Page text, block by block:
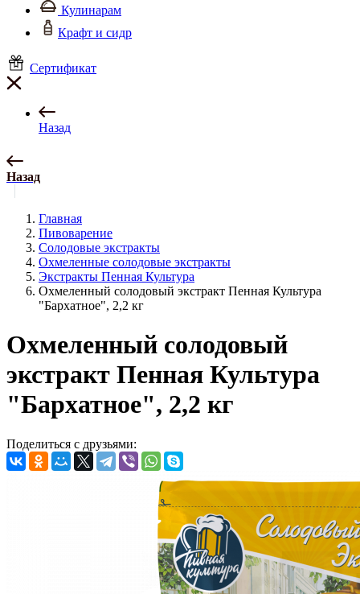
Кулинарам
Крафт и сидр
Сертификат
Назад
Назад
Главная
Пивоварение
Солодовые экстракты
Охмеленные солодовые экстракты
Экстракты Пенная Культура
Охмеленный солодовый экстракт Пенная Культура
"Бархатное", 2,2 кг
Охмеленный солодовый
экстракт Пенная Культура
"Бархатное", 2,2 кг
Поделиться с друзьями: